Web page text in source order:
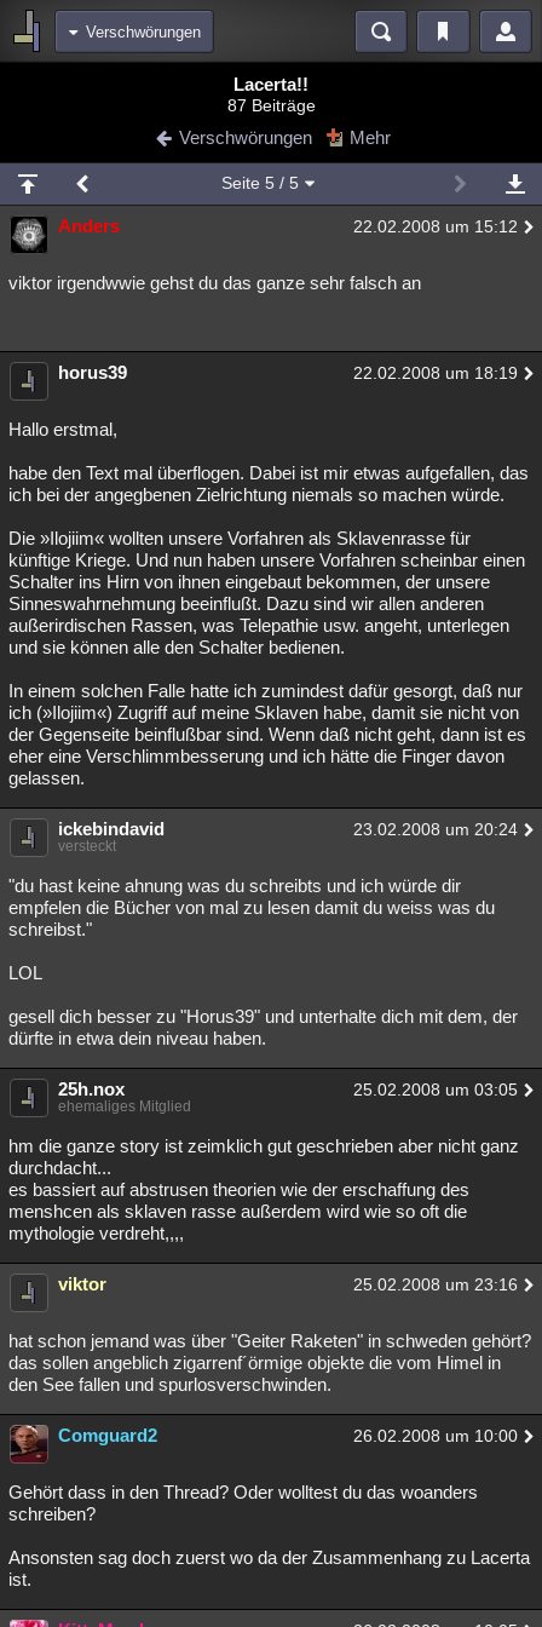
Verschwörungen
Blogs
Chat Wiki Neuigkeiten
meine Rubriken
Menschen Mystery Kriminalfälle
Spiritualität Verschwörungen Technologie Ufologie
weitere Rubriken
Philosophie
Musik Clash Verbesserungen Allmystery English
Übersichten
Besucht Teilgenommen Alle Neue Geschlossen
Lesenswert Schlüsselwörter
Lacerta!!
87 Beiträge
Verschwörungen Mehr
Seite 5 / 5
Anders 22.02.2008 um 15:12
viktor irgendwwie gehst du das ganze sehr falsch an
horus39 22.02.2008 um 18:19
Hallo erstmal,
habe den Text mal überflogen. Dabei ist mir etwas aufgefallen, das
ich bei der angegbenen Zielrichtung niemals so machen würde.
Die »Ilojiim« wollten unsere Vorfahren als Sklavenrasse für
künftige Kriege. Und nun haben unsere Vorfahren scheinbar einen
Schalter ins Hirn von ihnen eingebaut bekommen, der unsere
Sinneswahrnehmung beeinflußt. Dazu sind wir allen anderen
außerirdischen Rassen, was Telepathie usw. angeht, unterlegen
und sie können alle den Schalter bedienen.
In einem solchen Falle hatte ich zumindest dafür gesorgt, daß nur
ich (»Ilojiim«) Zugriff auf meine Sklaven habe, damit sie nicht von
der Gegenseite beinflußbar sind. Wenn daß nicht geht, dann ist es
eher eine Verschlimmbesserung und ich hätte die Finger davon
gelassen.
ickebindavid 23.02.2008 um 20:24
versteckt
"du hast keine ahnung was du schreibts und ich würde dir
empfelen die Bücher von mal zu lesen damit du weiss was du
schreibst."
LOL
gesell dich besser zu "Horus39" und unterhalte dich mit dem, der
dürfte in etwa dein niveau haben.
25h.nox 25.02.2008 um 03:05
ehemaliges Mitglied
hm die ganze story ist zeimklich gut geschrieben aber nicht ganz
durchdacht...
es bassiert auf abstrusen theorien wie der erschaffung des
menshcen als sklaven rasse außerdem wird wie so oft die
mythologie verdreht,,,,
viktor 25.02.2008 um 23:16
hat schon jemand was über "Geiter Raketen" in schweden gehört?
das sollen angeblich zigarrenf´örmige objekte die vom Himel in
den See fallen und spurlosverschwinden.
Comguard2 26.02.2008 um 10:00
Gehört dass in den Thread? Oder wolltest du das woanders
schreiben?
Ansonsten sag doch zuerst wo da der Zusammenhang zu Lacerta
ist.